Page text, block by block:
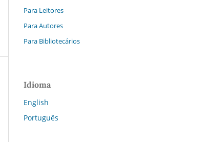
Para Leitores
Para Autores
Para Bibliotecários
Idioma
English
Português